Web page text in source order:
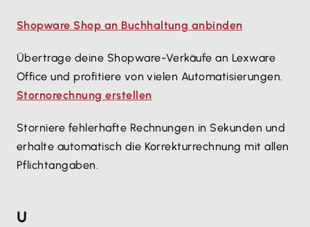
Shopware Shop an Buchhaltung anbinden
Übertrage deine Shopware-Verkäufe an Lexware
Office und profitiere von vielen Automatisierungen.
Stornorechnung erstellen
Storniere fehlerhafte Rechnungen in Sekunden und
erhalte automatisch die Korrekturrechnung mit allen
Pflichtangaben.
U